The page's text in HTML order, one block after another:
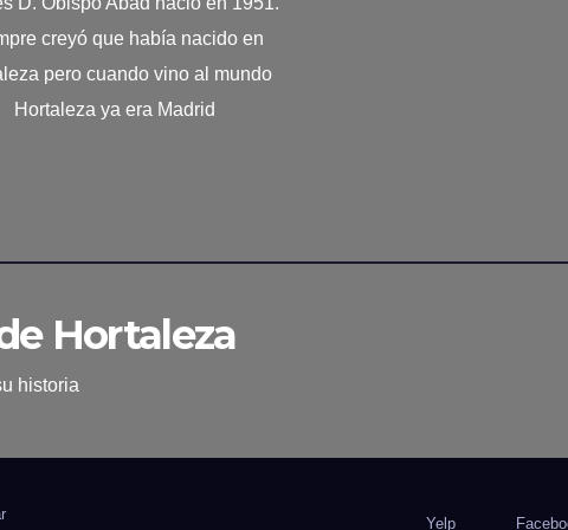
creyó que había nacido en
pero cuando vino al mundo
Hortaleza ya era Madrid
Hortaleza
historia
Yelp